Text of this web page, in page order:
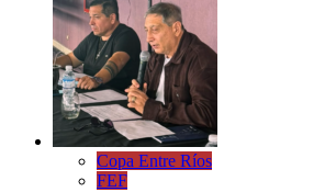
Copa Entre Ríos
FEF